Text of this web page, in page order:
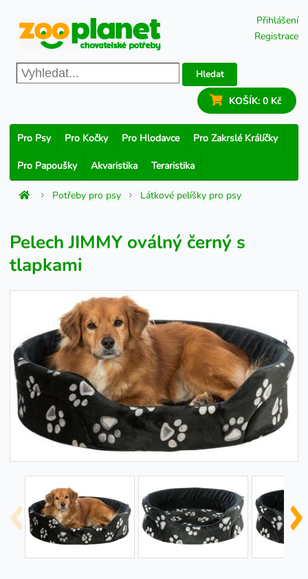
Přihlášení
Registrace
Hledat
KOŠÍK: 0 Kč
Pro Psy Pro Kočky Pro Hlodavce Pro Zakrslé Králíčky
Pro Papoušky Akvaristika Teraristika
Potřeby pro psy Látkové pelíšky pro psy
Pelech JIMMY oválný černý s
tlapkami